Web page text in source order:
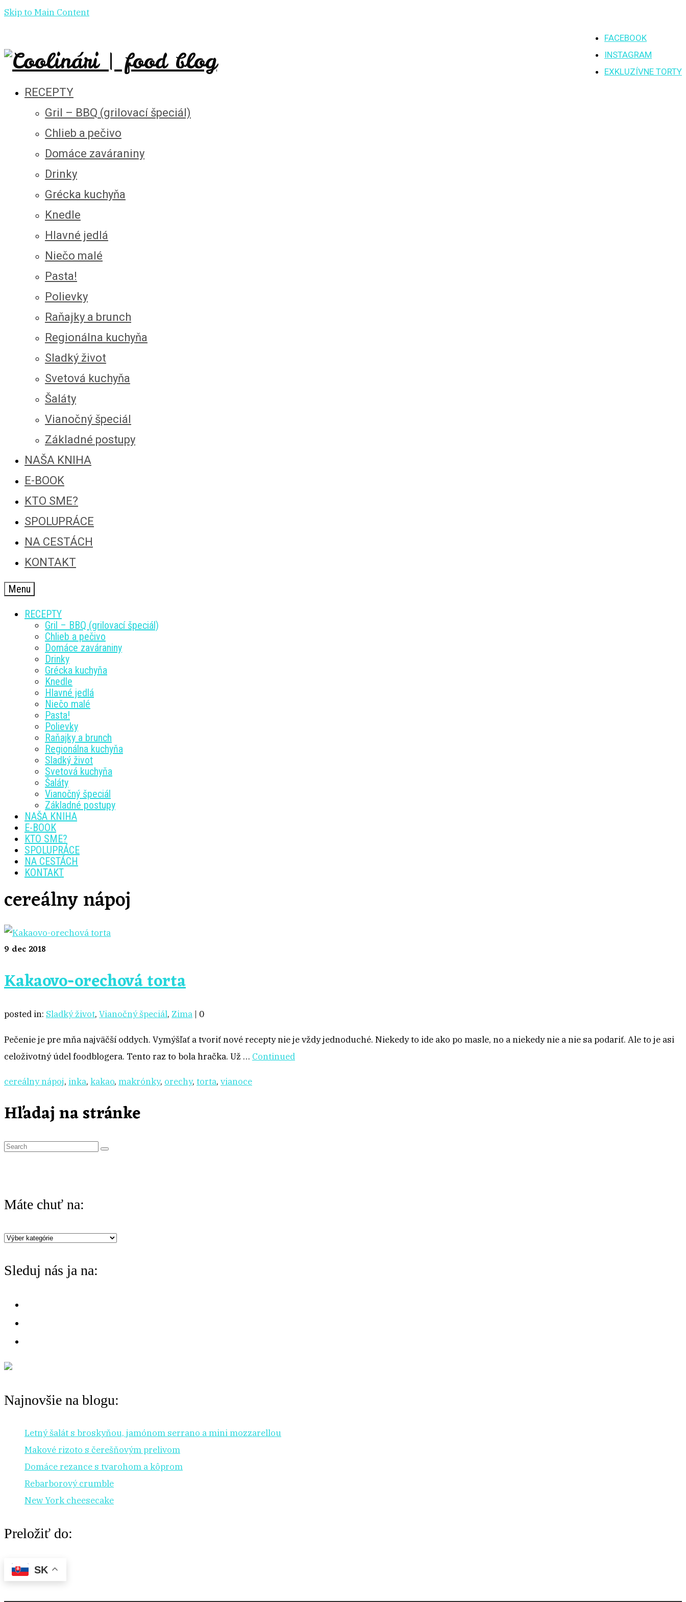
Skip to Main Content
FACEBOOK
INSTAGRAM
EXKLUZÍVNE TORTY
RECEPTY
Gril – BBQ (grilovací špeciál)
Chlieb a pečivo
Domáce zaváraniny
Drinky
Grécka kuchyňa
Knedle
Hlavné jedlá
Niečo malé
Pasta!
Polievky
Raňajky a brunch
Regionálna kuchyňa
Sladký život
Svetová kuchyňa
Šaláty
Vianočný špeciál
Základné postupy
NAŠA KNIHA
E-BOOK
KTO SME?
SPOLUPRÁCE
NA CESTÁCH
KONTAKT
Menu
RECEPTY
Gril – BBQ (grilovací špeciál)
Chlieb a pečivo
Domáce zaváraniny
Drinky
Grécka kuchyňa
Knedle
Hlavné jedlá
Niečo malé
Pasta!
Polievky
Raňajky a brunch
Regionálna kuchyňa
Sladký život
Svetová kuchyňa
Šaláty
Vianočný špeciál
Základné postupy
NAŠA KNIHA
E-BOOK
KTO SME?
SPOLUPRÁCE
NA CESTÁCH
KONTAKT
cereálny nápoj
9 dec 2018
Kakaovo-orechová torta
posted in: Sladký život, Vianočný špeciál, Zima | 0
Pečenie je pre mňa najväčší oddych. Vymýšľať a tvoriť nové recepty nie je vždy jednoduché. Niekedy to ide ako po masle, no a niekedy nie a nie sa podariť. Ale to je asi
celoživotný údel foodblogera. Tento raz to bola hračka. Už … Continued
cereálny nápoj, inka, kakao, makrónky, orechy, torta, vianoce
Hľadaj na stránke
S
c
f
o
Máte chuť na:
Máte
na:
Sleduj nás ja na:
Najnovšie na blogu:
Letný šalát s broskyňou, jamónom serrano a mini mozzarellou
Makové rizoto s čerešňovým prelivom
Domáce rezance s tvarohom a kôprom
Rebarborový crumble
New York cheesecake
Preložiť do:
SK